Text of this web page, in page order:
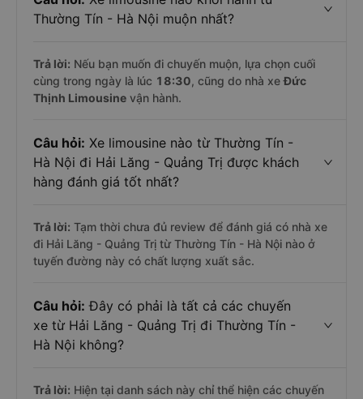
Thường Tín - Hà Nội muộn nhất?
Trả lời: Nếu bạn muốn đi chuyến muộn, lựa chọn cuối
cùng trong ngày là lúc 18:30, cũng do nhà xeĐức
Thịnh Limousine vận hành.
Câu hỏi: Xe limousine nào từ Thường Tín -
Hà Nội đi Hải Lăng - Quảng Trị được khách
hàng đánh giá tốt nhất?
Trả lời: Tạm thời chưa đủ review để đánh giá có nhà xe
đi Hải Lăng - Quảng Trị từ Thường Tín - Hà Nội nào ở
tuyến đường này có chất lượng xuất sắc.
Câu hỏi: Đây có phải là tất cả các chuyến
xe từ Hải Lăng - Quảng Trị đi Thường Tín -
Hà Nội không?
Trả lời: Hiện tại danh sách này chỉ thể hiện các chuyến